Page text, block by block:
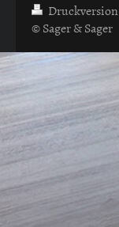
Druckversion
© Sager & Sager